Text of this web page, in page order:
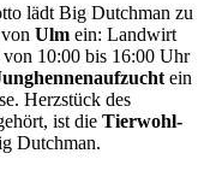
lädt Big Dutchman zu
Ulm ein: Landwirt
10:00 bis 16:00 Uhr
ein
Herzstück des
ist die Tierwohl-
Dutchman.